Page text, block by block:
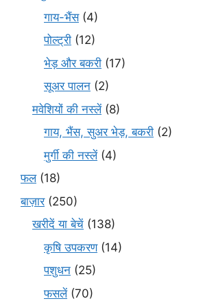
गाय-भैंस(4)
पोल्ट्री (12)
भेड़ और बकरी (17)
सूअर पालन (2)
मवेशियों की नस्लें(8)
गाय, भैंस, सुअर भेड़, बकरी (2)
मुर्गी की नस्लें(4)
फल(18)
बाज़ार(250)
खरीदें या बेचें (138)
कृषि उपकरण(14)
पशुधन (25)
फसलें(70)